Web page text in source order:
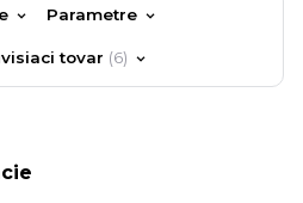
Parametre
tovar 6